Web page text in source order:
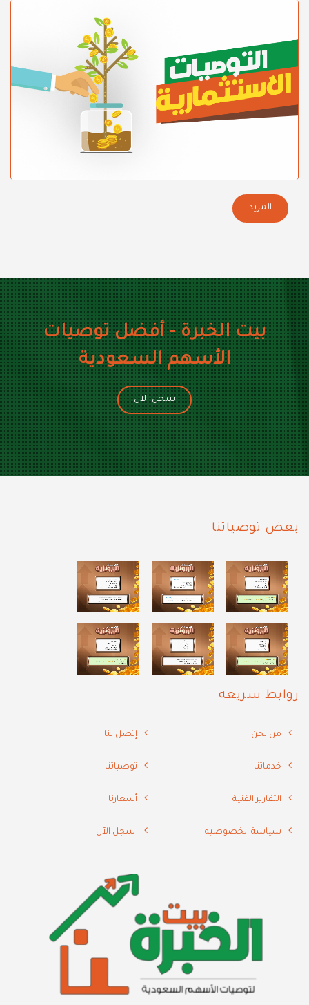
المزيد
بيت الخبرة - أفضل توصيات
الأسهم السعودية
سجل الآن
بعض توصياتنا
روابط سريعه
من نحن إتصل بنا
خدماتنا توصياتنا
التقارير الفنية أسعارنا
سياسة الخصوصيه سجل الآن